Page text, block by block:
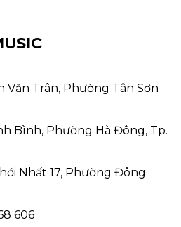
Văn Trân, Phường Tân Sơn
Bình, Phường Hà Đông, Tp.
Nhất 17, Phường Đông
606